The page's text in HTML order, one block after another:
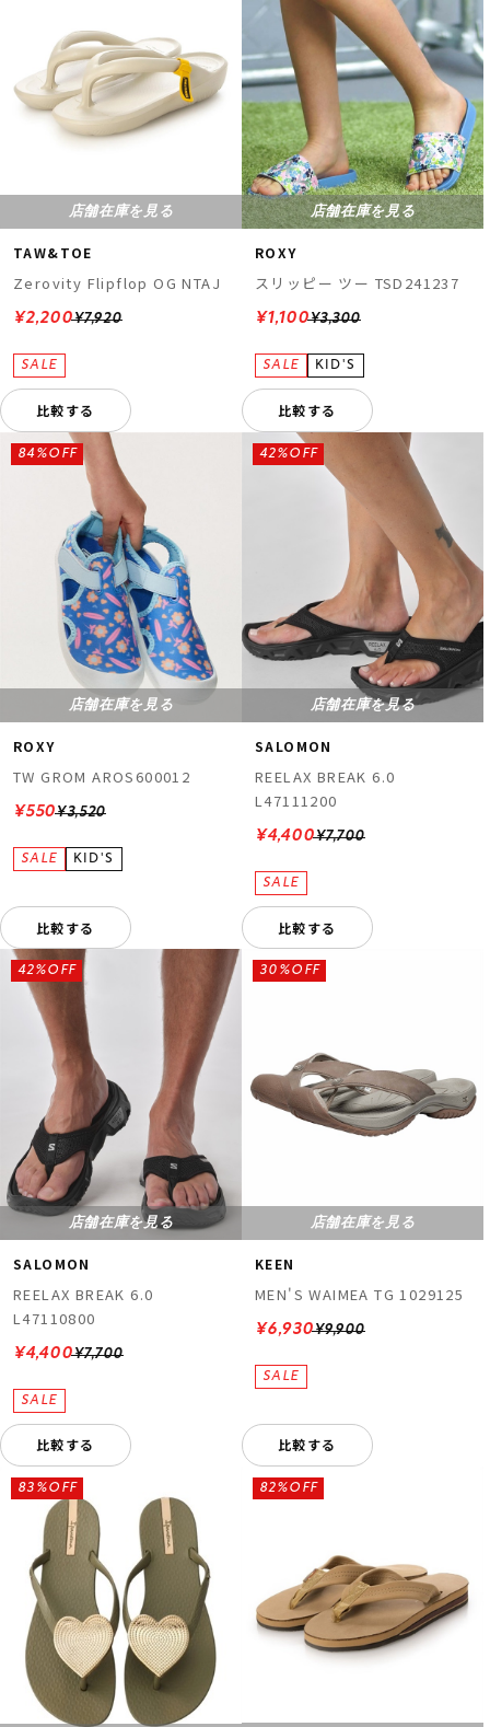
店舗在庫を見る
TAW&TOE
Zerovity Flipflop OG NTAJ
¥7,920
¥2,200
比較する
店舗在庫を見る
ROXY
スリッピー ツー TSD241237
¥3,300
¥1,100
比較する
店舗在庫を見る
ROXY
TW GROM AROS600012
¥3,520
84%OFF
¥550
比較する
店舗在庫を見る
SALOMON
REELAX BREAK 6.0
L47111200
¥7,700
42%OFF
¥4,400
比較する
店舗在庫を見る
SALOMON
REELAX BREAK 6.0
L47110800
¥7,700
42%OFF
¥4,400
比較する
店舗在庫を見る
KEEN
MEN'S WAIMEA TG 1029125
¥9,900
30%OFF
¥6,930
比較する
83%OFF 82%OFF